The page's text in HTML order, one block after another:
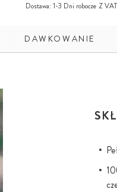
Dostawa: 1-3 Dni robocze Z
DAWKOWANIE